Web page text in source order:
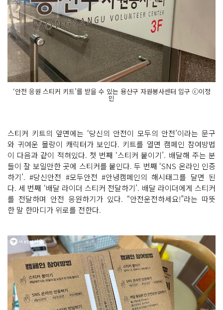
‘안전 응원 스티커 키트’를 받을 수 있는 용산구 자원봉사센터 입구 ⓒ이정
민
스티커 키트의 앞면에는 ‘당신의 안전이 모두의 안전’이라는 문구
와 귀여운 몰랑이 캐릭터가 보인다. 키트를 열면 캠페인 참여방법
이 다음과 같이 적혀있다. 첫 번째 ‘스티커 붙이기’. 배달해 주는 분
들이 잘 보일만한 곳에 스티커를 붙인다. 두 번째 ‘SNS 온라인 인증
하기’. #당신안전 #모두안전 #안녕캠페인의 해시태그를 달면 된
다. 세 번째 ‘배달 라이더 스티커 전달하기’. 배달 라이더에게 스티커
를 전달하며 안전 응원하기가 있다. “안전운전하세요!”라는 따뜻
한 말 한마디가 위로를 전한다.